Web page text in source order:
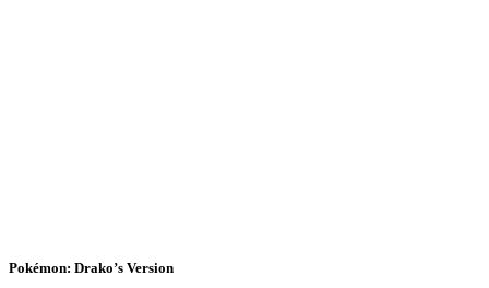
Pokémon: Drako’s Version